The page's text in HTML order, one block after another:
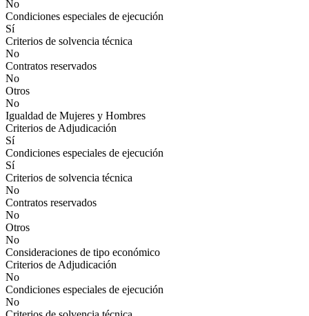
No
Condiciones especiales de ejecución
Sí
Criterios de solvencia técnica
No
Contratos reservados
No
Otros
No
Igualdad de Mujeres y Hombres
Criterios de Adjudicación
Sí
Condiciones especiales de ejecución
Sí
Criterios de solvencia técnica
No
Contratos reservados
No
Otros
No
Consideraciones de tipo económico
Criterios de Adjudicación
No
Condiciones especiales de ejecución
No